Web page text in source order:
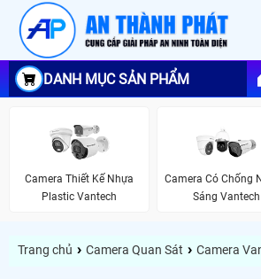
DANH MỤC SẢN PHẨM
Camera Thiết Kế Nhựa
Plastic Vantech
Camera Có Chống
Sáng Vantech
Trang chủ › Camera Quan Sát › Camera